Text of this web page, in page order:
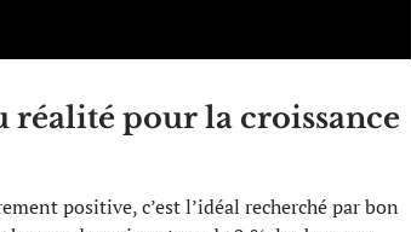
pour la croissance
positive, c’est l’idéal recherché par bon